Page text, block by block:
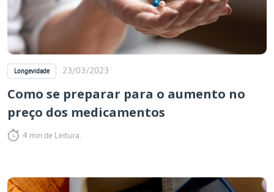
Longevidade 23/03/2023
Como se preparar para o aumento no
preço dos medicamentos
4 min de Leitura.